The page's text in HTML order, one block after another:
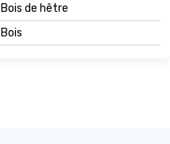
Bois de hêtre
Bois